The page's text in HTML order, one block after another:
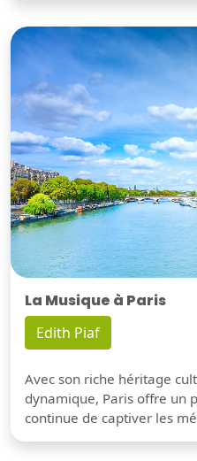
La Musique à Paris
Edith Piaf
Avec son riche héritage
dynamique, Paris offre un
continue de captiver les